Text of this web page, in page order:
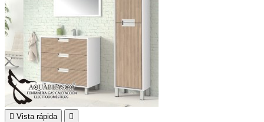
 Vista rápida 